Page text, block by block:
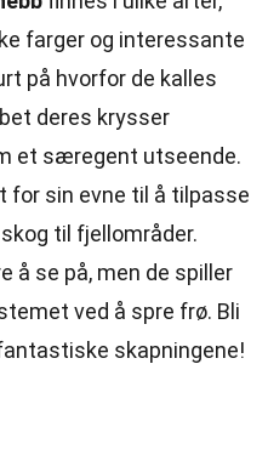
farger og interessante
på hvorfor de kalles
deres krysser
et særegent utseende.
for sin evne til å tilpasse
til fjellområder.
å se på, men de spiller
ved å spre frø. Bli
skapningene!